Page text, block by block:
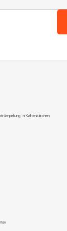
in Kaltenkirchen